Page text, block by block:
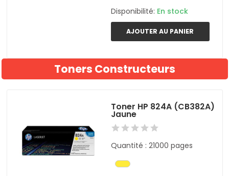
Disponibilité: En stock
AJOUTER AU PANIER
Toners Constructeurs
Toner HP 824A (CB382A)
Jaune
Quantité : 21000 pages